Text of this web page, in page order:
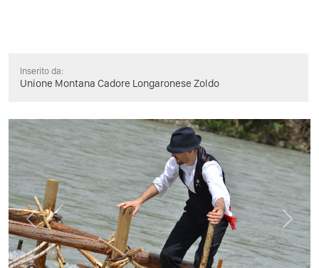
Inserito da:
Unione Montana Cadore Longaronese Zoldo